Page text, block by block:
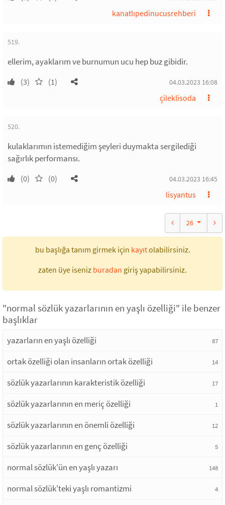
kanatlıpedinucusrehberi
519.
ellerim, ayaklarım ve burnumun ucu hep buz gibidir.
(3) (1) 04.03.2023 16:08
çileklisoda
520.
kulaklarımın istemediğim şeyleri duymakta sergilediği
sağırlık performansı.
(0) (0) 04.03.2023 16:45
lisyantus
26
bu başlığa tanım girmek için kayıtolabilirsiniz.
zaten üye iseniz buradan giriş yapabilirsiniz.
"normal sözlük yazarlarının en yaşlı özelliği" ile benzer
başlıklar
yazarların en yaşlı özelliği 87
ortak özelliği olan insanların ortak özelliği 14
sözlük yazarlarının karakteristik özelliği 17
sözlük yazarlarının en meriç özelliği 1
sözlük yazarlarının en önemli özelliği 12
sözlük yazarlarının en genç özelliği 5
normal sözlük'ün en yaşlı yazarı 148
normal sözlük'teki yaşlı romantizmi 4